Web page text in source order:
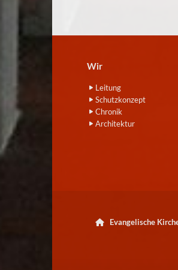
Wir
Leitung
Schutzkonzept
Chronik
Architektur
 Evangelische